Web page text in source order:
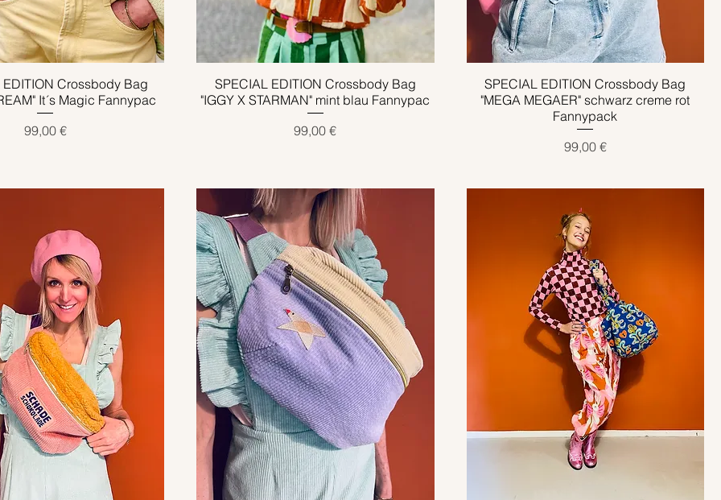
Schnellansicht
EDITION Crossbody Bag
It´s Magic Fannypac
Preis
99,00 €
Schnellansicht
SPECIAL EDITION Crossbody Bag
"IGGY X STARMAN" mint blau Fannypac
Preis
99,00 €
Schnellansicht
SPECIAL EDITION Crossbody Bag
"MEGA MEGAER" schwarz creme rot
Fannypack
Preis
99,00 €